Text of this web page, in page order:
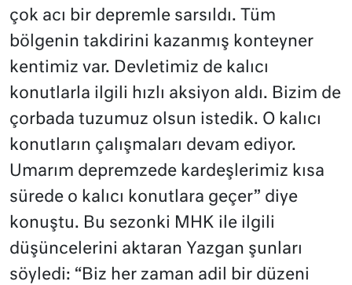
çok acı bir depremle sarsıldı. Tüm
bölgenin takdirini kazanmış konteyner
kentimiz var. Devletimiz de kalıcı
konutlarla ilgili hızlı aksiyon aldı. Bizim de
çorbada tuzumuz olsun istedik. O kalıcı
konutların çalışmaları devam ediyor.
Umarım depremzede kardeşlerimiz kısa
sürede o kalıcı konutlara geçer” diye
konuştu. Bu sezonki MHK ile ilgili
düşüncelerini aktaran Yazgan şunları
söyledi: “Biz her zaman adil bir düzeni